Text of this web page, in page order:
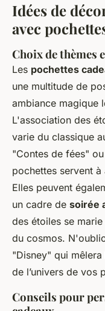
Idées de
avec
Choix de thèmes
Les pochettes
une multitude de
ambiance magique
L'association des
varie du classique
"Contes de fées"
pochettes servent
Elles peuvent
un cadre de soirée
des étoiles se
du cosmos.
"Disney" qui mêlera
de l’univers de vos
Conseils pour